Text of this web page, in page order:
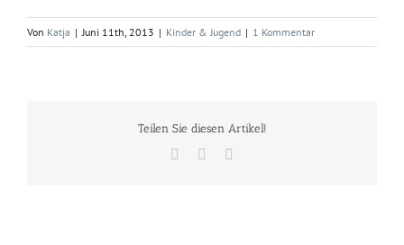
Von Katja | Juni 11th, 2013 | Kinder & Jugend | 1 Kommentar
Teilen Sie diesen Artikel!
Facebook
Twitter